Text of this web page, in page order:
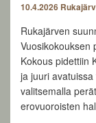
10.4.2026
Rukajärven
Vuosikokouksen
Kokous pidettiin
ja juuri
valitsemalla
erovuoroisten